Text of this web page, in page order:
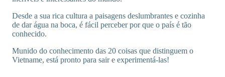
Desde a sua rica cultura a paisagens deslumbrantes e cozinha
de dar água na boca, é fácil perceber por que o país é tão
conhecido.
Munido do conhecimento das 20 coisas que distinguem o
Vietname, está pronto para sair e experimentá-las!